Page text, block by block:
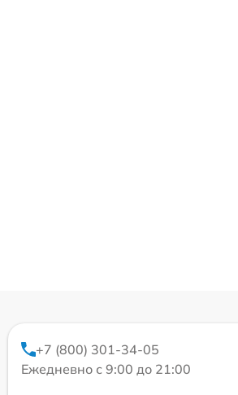
+7 (800) 301-34-05
Ежедневно с 9:00 до 21:00